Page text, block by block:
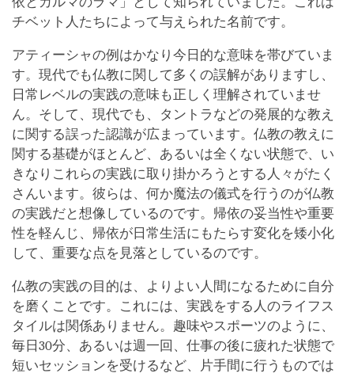
チベット人たちによって与えられた名前です。
アティーシャの例はかなり今日的な意味を帯びていま
す。現代でも仏教に関して多くの誤解がありますし、
日常レベルの実践の意味も正しく理解されていませ
ん。そして、現代でも、タントラなどの発展的な教え
に関する誤った認識が広まっています。仏教の教えに
関する基礎がほとんど、あるいは全くない状態で、い
きなりこれらの実践に取り掛かろうとする人々がたく
さんいます。彼らは、何か魔法の儀式を行うのが仏教
の実践だと想像しているのです。帰依の妥当性や重要
性を軽んじ、帰依が日常生活にもたらす変化を矮小化
して、重要な点を見落としているのです。
仏教の実践の目的は、よりよい人間になるために自分
を磨くことです。これには、実践をする人のライフス
タイルは関係ありません。趣味やスポーツのように、
毎日30分、あるいは週一回、仕事の後に疲れた状態で
短いセッションを受けるなど、片手間に行うものでは